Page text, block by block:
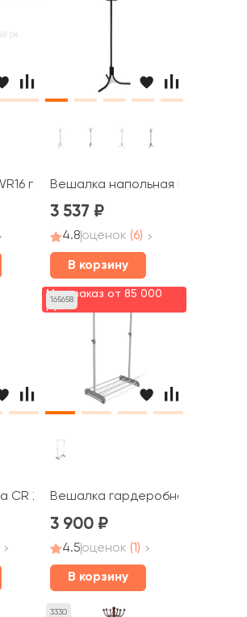
гардеробная
Вешалка напольная М 3
3 537
4.8оценок (6)
В корзину
CR 274
165658
Мин. заказ от 85 000
руб.
Вешалка гардеробная CH-
3 900
4.5оценок (1)
В корзину
3330